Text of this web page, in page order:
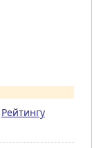
Рейтингу